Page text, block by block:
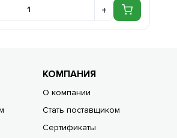
КОМПАНИЯ
О компании
Стать поставщиком
Сертификаты